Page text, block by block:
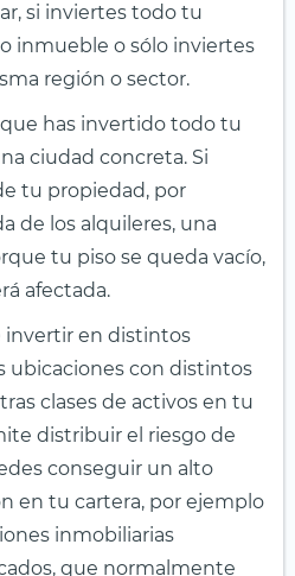
si inviertes todo tu
inmueble o sólo inviertes
región o sector.
que has invertido todo tu
ciudad concreta. Si
tu propiedad, por
de los alquileres, una
tu piso se queda vacío,
afectada.
invertir en distintos
ubicaciones con distintos
clases de activos en tu
distribuir el riesgo de
conseguir un alto
en tu cartera, por ejemplo
inmobiliarias
que normalmente